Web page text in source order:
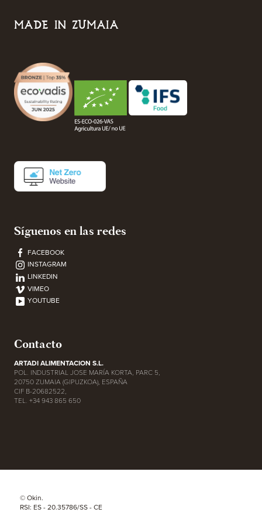
MADE IN ZUMAIA
Síguenos en las redes
FACEBOOK
INSTAGRAM
LINKEDIN
VIMEO
YOUTUBE
Contacto
ARTADI ALIMENTACION S.L.
POL. INDUSTRIAL JOSE MARÍA KORTA, PARC 5,
20750 ZUMAIA (GIPUZKOA), ESPAÑA
CIF B-20682522,
TEL. +34 943 865 650
© Okin.
RSI: ES - 20.35786/SS - CE